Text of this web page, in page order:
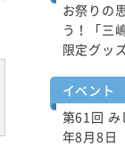
お祭りの
う！「三
限定グッ
イベント
第61回
年8月8日